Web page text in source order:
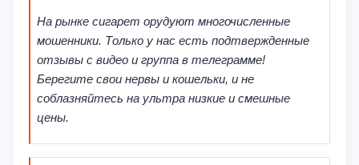
На рынке сигарет орудуют многочисленные
мошенники. Только у нас есть подтвержденные
отзывы с видео и группа в телеграмме!
Берегите свои нервы и кошельки, и не
соблазняйтесь на ультра низкие и смешные
цены.